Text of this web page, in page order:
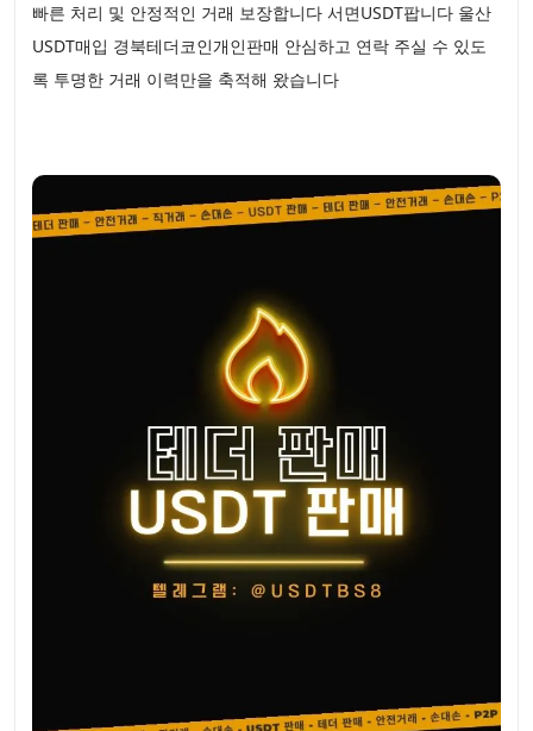
빠른 처리 및 안정적인 거래 보장합니다 서면USDT팝니다 울산
USDT매입 경북테더코인개인판매 안심하고 연락 주실 수 있도
록 투명한 거래 이력만을 축적해 왔습니다